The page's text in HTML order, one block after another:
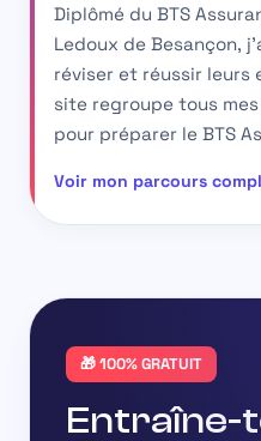
Diplômé du BTS
Ledoux de Besançon,
réviser et réussir leurs
site regroupe tous
pour préparer le BTS
Voir mon parcours
🎁 100% GRATUIT
Entraîne-